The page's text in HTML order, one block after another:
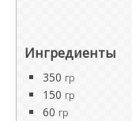
Ингредиенты
350 гр
150 гр
60 гр